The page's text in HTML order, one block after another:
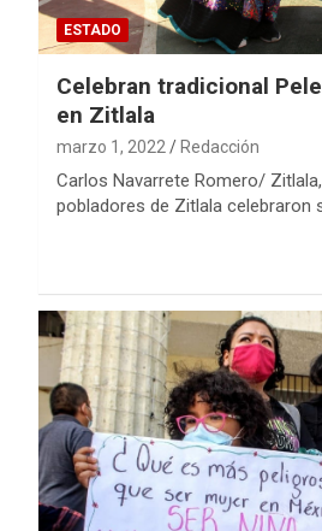
ESTADO
Celebran tradicional
en Zitlala
marzo 1, 2022 Redacción
Carlos Navarrete Romero/
pobladores de Zitlala celebraron